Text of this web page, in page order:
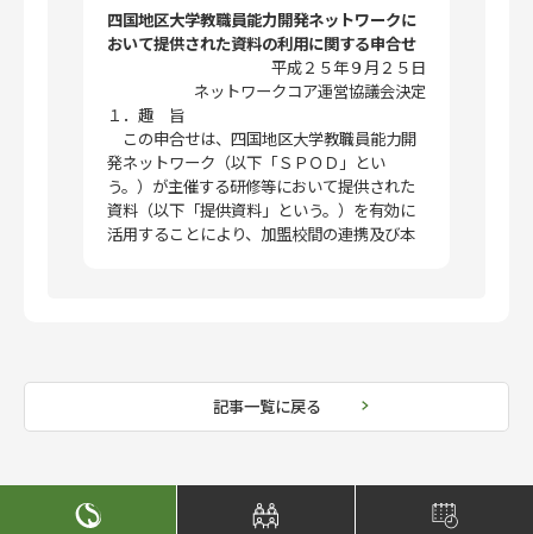
四国地区大学教職員能力開発ネットワークに
おいて提供された資料の利用に関する申合せ
平成２５年９月２５日
ネットワークコア運営協議会決定
１．趣 旨
この申合せは、四国地区大学教職員能力開
発ネットワーク（以下「ＳＰＯＤ」とい
う。）が主催する研修等において提供された
資料（以下「提供資料」という。）を有効に
活用することにより、加盟校間の連携及び本
提供資料の権利（著作権を含む。）は、作
配布、インターネット配信、翻訳、翻訳以外
記事一覧に戻る